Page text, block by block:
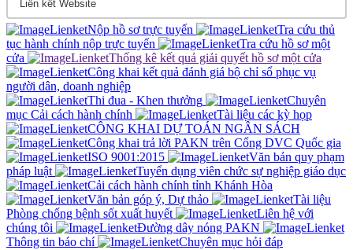
Nộp hồ sơ trực tuyến
Tra cứu thủ
tục hành chính nộp trực tuyến
Tra cứu hồ sơ một
cửa
Thống kê kết quả giải quyết hồ sơ một cửa
Công khai kết quả đánh giá bộ chỉ sổ phục vụ
người dân, doanh nghiệp
Thi đua - Khen thưởng
Chuyên
mục Cải cách hành chính
Tài liệu các kỳ họp
CÔNG KHAI DỰ TOÁN NGÂN SÁCH
Công khai trả lời PAKN trên Cổng DVC Quốc gia
ISO 9001:2015
Văn bản quy phạm
pháp luật
Tuyển dụng viên chức sự nghiệp giáo dục
Cải cách hành chính tỉnh Khánh Hòa
Văn bản góp ý, Dự thảo
Tài liệu
Phòng chống bệnh sốt xuất huyết
Liên hệ với
chúng tôi
Đường dây nóng PAKN
Thông tin báo chí
Chuyên mục hỏi đáp